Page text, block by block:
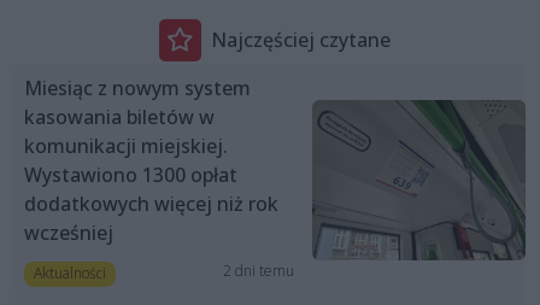
Najczęściej czytane
Miesiąc z nowym system
kasowania biletów w
komunikacji miejskiej.
Wystawiono 1300 opłat
dodatkowych więcej niż rok
wcześniej
Aktualności 2 dni temu